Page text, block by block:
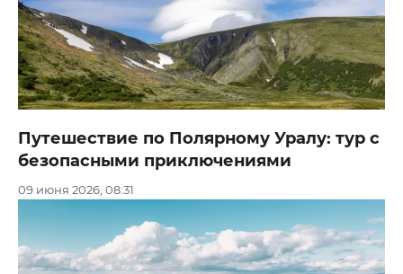
Путешествие по Полярному Уралу: тур с
безопасными приключениями
09 июня 2026, 08:31